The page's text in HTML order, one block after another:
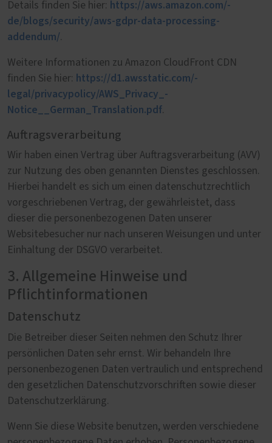
Details finden Sie hier: https://aws.amazon.com/­
de/blogs/security/­aws-gdpr-data-processing-
addendum/.
Weitere Informationen zu Amazon CloudFront CDN
finden Sie hier: https://d1.awsstatic.com/­
legal/privacypolicy/­AWS_Privacy_­
Notice__German_Translation.pdf.
Auftragsverarbeitung
Wir haben einen Vertrag über Auftragsverarbeitung (AVV)
zur Nutzung des oben genannten Dienstes geschlossen.
Hierbei handelt es sich um einen datenschutzrechtlich
vorgeschriebenen Vertrag, der gewährleistet, dass
dieser die personenbezogenen Daten unserer
Websitebesucher nur nach unseren Weisungen und unter
Einhaltung der DSGVO verarbeitet.
3. Allgemeine Hinweise und
Pflichtinformationen
Datenschutz
Die Betreiber dieser Seiten nehmen den Schutz Ihrer
persönlichen Daten sehr ernst. Wir behandeln Ihre
personenbezogenen Daten vertraulich und entsprechend
den gesetzlichen Datenschutzvorschriften sowie dieser
Datenschutzerklärung.
Wenn Sie diese Website benutzen, werden verschiedene